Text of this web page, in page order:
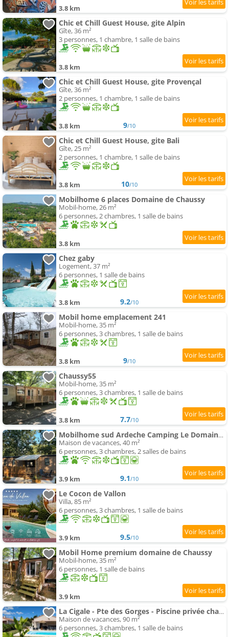
3.8 km
Chic et Chill Guest House, gite Alpin
Gîte, 36 m²
3 personnes, 1 chambre, 1 salle de bains
3.8 km
Chic et Chill Guest House, gite Provençal
Gîte, 36 m²
2 personnes, 1 chambre, 1 salle de bains
3.8 km 9/10
Chic et Chill Guest House, gite Bali
Gîte, 25 m²
2 personnes, 1 chambre, 1 salle de bains
3.8 km 10/10
Mobilhome 6 places Domaine de Chaussy
Mobil-home, 26 m²
6 personnes, 2 chambres, 1 salle de bains
3.8 km
Chez gaby
Logement, 37 m²
6 personnes, 1 salle de bains
3.8 km 9.2/10
Mobil home emplacement 241
Mobil-home, 35 m²
6 personnes, 3 chambres, 1 salle de bains
3.8 km 9/10
Chaussy55
Mobil-home, 35 m²
6 personnes, 3 chambres, 1 salle de bains
3.8 km 7.7/10
Mobilhome sud Ardeche Camping Le Domaine de Chaussy
Maison de vacances, 40 m²
6 personnes, 3 chambres, 2 salles de bains
3.9 km 9.1/10
Le Cocon de Vallon
Villa, 85 m²
6 personnes, 3 chambres, 1 salle de bains
3.9 km 9.5/10
Mobil Home premium domaine de Chaussy
Mobil-home, 35 m²
6 personnes, 1 salle de bains
3.9 km
La Cigale - Pte des Gorges - Piscine privée chauffée
Maison de vacances, 90 m²
6 personnes, 3 chambres, 1 salle de bains